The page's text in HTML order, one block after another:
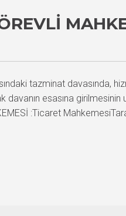
tazminat davasında,
esasına girilmesinin
:Ticaret